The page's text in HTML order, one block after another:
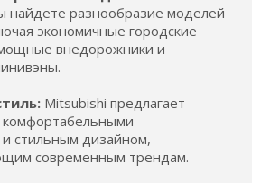
найдете разнообразие моделей
экономичные городские
внедорожники и
Mitsubishi предлагает
комфортабельными
стильным дизайном,
современным трендам.